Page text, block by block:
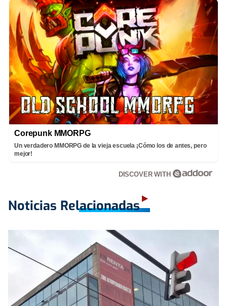
Corepunk MMORPG
Un verdadero MMORPG de la vieja escuela ¡Cómo los de antes, pero
mejor!
DISCOVER WITH
Noticias Relacionadas